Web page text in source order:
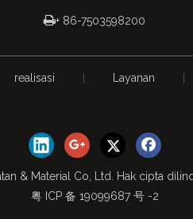
+ 86-7503598200
realisasi Layanan
& Material Co, Ltd. Hak cipta
粤 ICP 备 19099687 号 -2